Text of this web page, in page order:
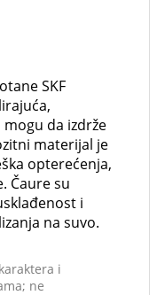
SKF
da izdrže
materijal je
opterećenja,
Čaure su
i
na suvo.
i
ne